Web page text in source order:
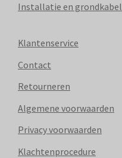
Installatie en grondkabel
Klantenservice
Contact
Retourneren
Algemene voorwaarden
Privacy voorwaarden
Klachtenprocedure